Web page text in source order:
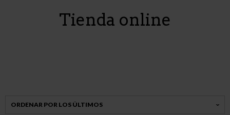
Tienda online